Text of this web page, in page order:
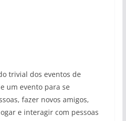
trivial dos eventos de
um evento para se
fazer novos amigos,
e interagir com pessoas